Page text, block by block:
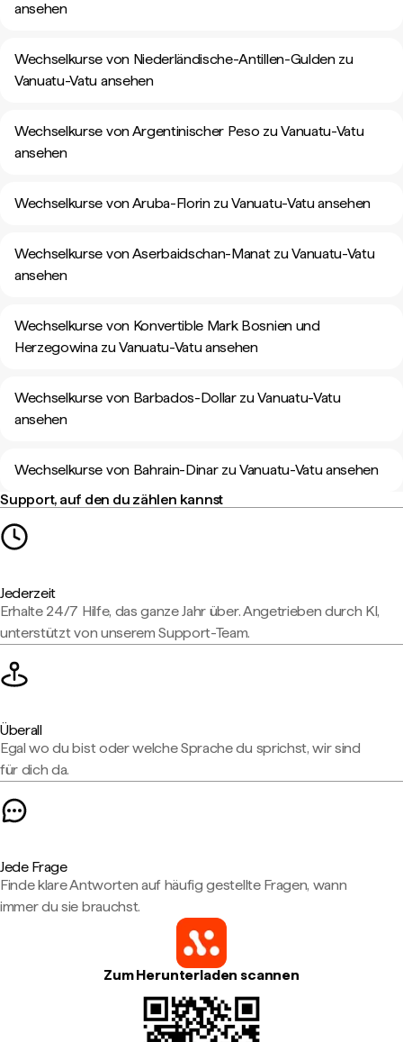
ansehen
Wechselkurse von Niederländische-Antillen-Gulden zu
Vanuatu-Vatu ansehen
Wechselkurse von Argentinischer Peso zu Vanuatu-Vatu
ansehen
Wechselkurse von Aruba-Florin zu Vanuatu-Vatu ansehen
Wechselkurse von Aserbaidschan-Manat zu Vanuatu-Vatu
ansehen
Wechselkurse von Konvertible Mark Bosnien und
Herzegowina zu Vanuatu-Vatu ansehen
Wechselkurse von Barbados-Dollar zu Vanuatu-Vatu
ansehen
Wechselkurse von Bahrain-Dinar zu Vanuatu-Vatu ansehen
Support, auf den du zählen kannst
Jederzeit
Erhalte 24/7 Hilfe, das ganze Jahr über. Angetrieben durch KI,
unterstützt von unserem Support-Team.
Überall
Egal wo du bist oder welche Sprache du sprichst, wir sind
für dich da.
Jede Frage
Finde klare Antworten auf häufig gestellte Fragen, wann
immer du sie brauchst.
Zum Herunterladen scannen